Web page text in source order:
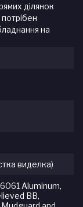
ділянок
на
виделка)
Aluminum,
BB,